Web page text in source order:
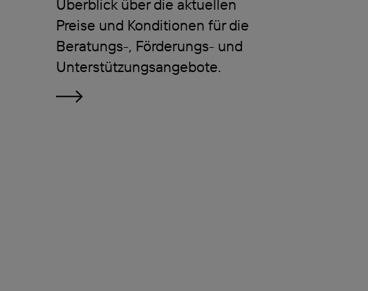
Überblick über die aktuellen
Preise und Konditionen für die
Beratungs-, Förderungs- und
Unterstützungsangebote.